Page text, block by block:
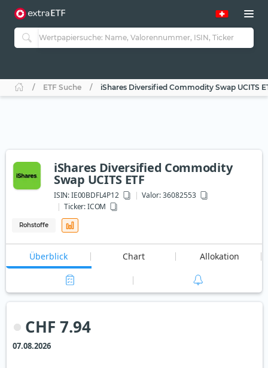
ETF Suche iShares Diversified Commodity Swap UCITS
iShares Diversified Commodity
Swap UCITS ETF
ISIN:IE00BDFL4P12
Valor: 36082553
Ticker:ICOM
Rohstoffe
Überblick Chart Allokation
CHF 7.94
07.08.2026